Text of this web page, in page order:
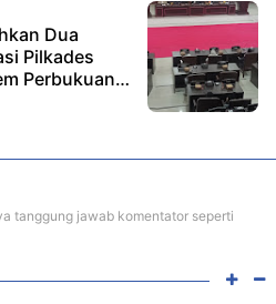
Dua
Pilkades
Perbukuan
tanggung jawab komentator seperti